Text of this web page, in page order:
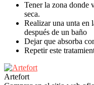
Tener la zona donde
seca.
Realizar una unta en
después de un baño
Dejar que absorba
Repetir este
Artefort